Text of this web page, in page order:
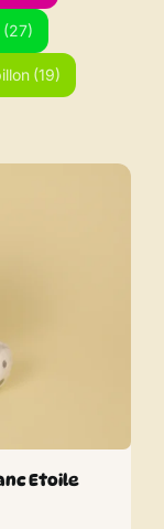
(27)
(19)
Etoile